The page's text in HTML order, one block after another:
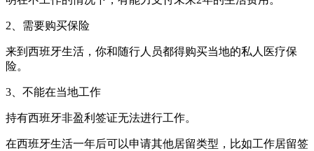
2、需要购买保险
来到西班牙生活，你和随行人员都得购买当地的私人医疗保
险。
3、不能在当地工作
持有西班牙非盈利签证无法进行工作。
在西班牙生活一年后可以申请其他居留类型，比如工作居留签